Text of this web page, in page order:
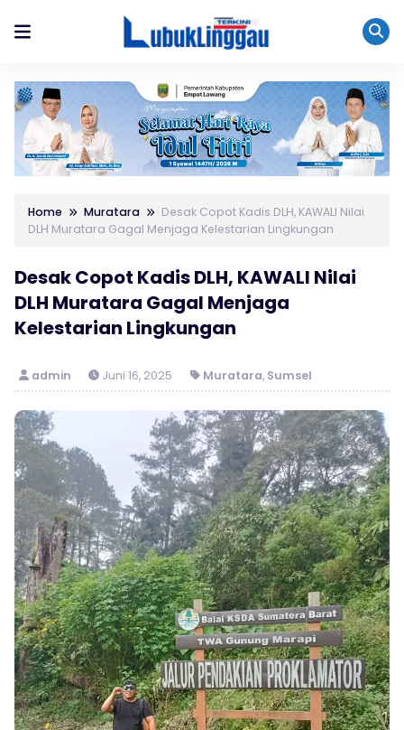
Home Muratara
Desak Copot Kadis DLH, KAWALI Nilai
DLH Muratara Gagal Menjaga Kelestarian Lingkungan
Desak Copot Kadis DLH, KAWALI Nilai
DLH Muratara Gagal Menjaga
Kelestarian Lingkungan
admin Juni 16, 2025 Muratara, Sumsel